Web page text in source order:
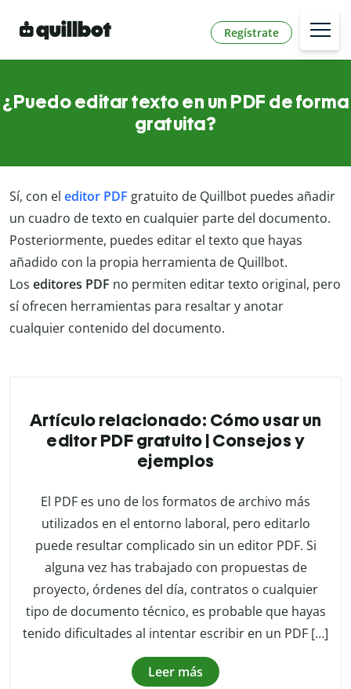
Regístrate
¿Puedo editar texto en un PDF de forma
gratuita?
Sí, con el editor PDF gratuito de Quillbot puedes añadir
un cuadro de texto en cualquier parte del documento.
Posteriormente, puedes editar el texto que hayas
añadido con la propia herramienta de Quillbot.
Los editores PDF no permiten editar texto original, pero
sí ofrecen herramientas para resaltar y anotar
cualquier contenido del documento.
Artículo relacionado: Cómo usar un
editor PDF gratuito | Consejos y
ejemplos
El PDF es uno de los formatos de archivo más
utilizados en el entorno laboral, pero editarlo
puede resultar complicado sin un editor PDF. Si
alguna vez has trabajado con propuestas de
proyecto, órdenes del día, contratos o cualquier
tipo de documento técnico, es probable que hayas
tenido dificultades al intentar escribir en un PDF […]
Leer más